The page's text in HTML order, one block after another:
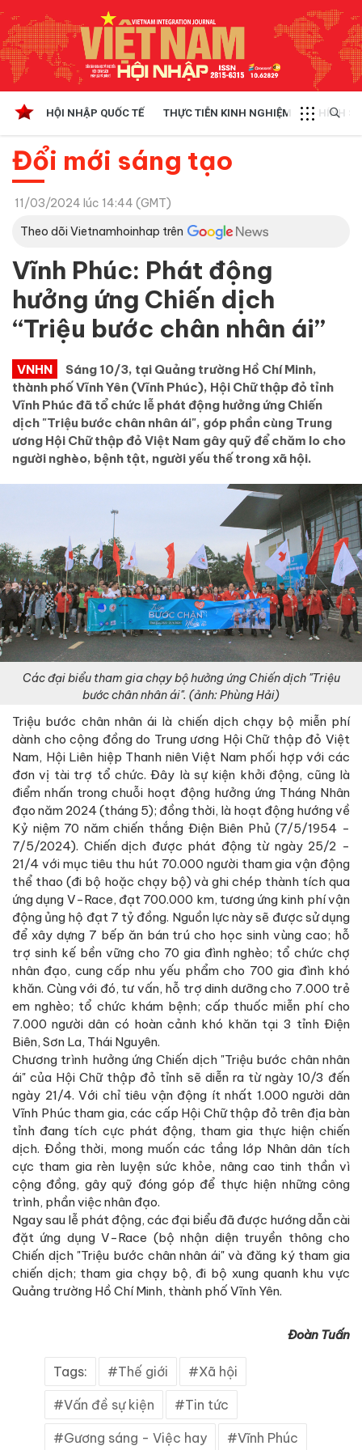
HỘI NHẬP QUỐC TẾ THỰC TIỄN KINH NGHIỆM CHÍNH
Đổi mới sáng tạo
11/03/2024 lúc 14:44 (GMT)
Theo dõi Vietnamhoinhap trên
Vĩnh Phúc: Phát động
hưởng ứng Chiến dịch
“Triệu bước chân nhân ái”
VNHN
Sáng 10/3, tại Quảng trường Hồ Chí Minh,
thành phố Vĩnh Yên (Vĩnh Phúc), Hội Chữ thập đỏ tỉnh
Vĩnh Phúc đã tổ chức lễ phát động hưởng ứng Chiến
dịch "Triệu bước chân nhân ái", góp phần cùng Trung
ương Hội Chữ thập đỏ Việt Nam gây quỹ để chăm lo cho
người nghèo, bệnh tật, người yếu thế trong xã hội.
Các đại biểu tham gia chạy bộ hưởng ứng Chiến dịch "Triệu
bước chân nhân ái". (ảnh: Phùng Hải)
Triệu bước chân nhân ái là chiến dịch chạy bộ miễn phí
dành cho cộng đồng do Trung ương Hội Chữ thập đỏ Việt
Nam, Hội Liên hiệp Thanh niên Việt Nam phối hợp với các
đơn vị tài trợ tổ chức. Đây là sự kiện khởi động, cũng là
điểm nhấn trong chuỗi hoạt động hưởng ứng Tháng Nhân
đạo năm 2024 (tháng 5); đồng thời, là hoạt động hướng về
Kỷ niệm 70 năm chiến thắng Điện Biên Phủ (7/5/1954 -
7/5/2024). Chiến dịch được phát động từ ngày 25/2 -
21/4 với mục tiêu thu hút 70.000 người tham gia vận động
thể thao (đi bộ hoặc chạy bộ) và ghi chép thành tích qua
ứng dụng V-Race, đạt 700.000 km, tương ứng kinh phí vận
động ủng hộ đạt 7 tỷ đồng. Nguồn lực này sẽ được sử dụng
để xây dựng 7 bếp ăn bán trú cho học sinh vùng cao; hỗ
trợ sinh kế bền vững cho 70 gia đình nghèo; tổ chức chợ
nhân đạo, cung cấp nhu yếu phẩm cho 700 gia đình khó
khăn. Cùng với đó, tư vấn, hỗ trợ dinh dưỡng cho 7.000 trẻ
em nghèo; tổ chức khám bệnh; cấp thuốc miễn phí cho
7.000 người dân có hoàn cảnh khó khăn tại 3 tỉnh Điện
Biên, Sơn La, Thái Nguyên.
Chương trình hưởng ứng Chiến dịch "Triệu bước chân nhân
ái" của Hội Chữ thập đỏ tỉnh sẽ diễn ra từ ngày 10/3 đến
ngày 21/4. Với chỉ tiêu vận động ít nhất 1.000 người dân
Vĩnh Phúc tham gia, các cấp Hội Chữ thập đỏ trên địa bàn
tỉnh đang tích cực phát động, tham gia thực hiện chiến
dịch. Đồng thời, mong muốn các tầng lớp Nhân dân tích
cực tham gia rèn luyện sức khỏe, nâng cao tinh thần vì
cộng đồng, gây quỹ đóng góp để thực hiện những công
trình, phần việc nhân đạo.
Ngay sau lễ phát động, các đại biểu đã được hướng dẫn cài
đặt ứng dụng V-Race (bộ nhận diện truyền thông cho
Chiến dịch "Triệu bước chân nhân ái" và đăng ký tham gia
chiến dịch; tham gia chạy bộ, đi bộ xung quanh khu vực
Quảng trường Hồ Chí Minh, thành phố Vĩnh Yên.
Đoàn Tuấn
Tags: Thế giới Xã hội
Vấn đề sự kiện Tin tức
Gương sáng - Việc hay Vĩnh Phúc